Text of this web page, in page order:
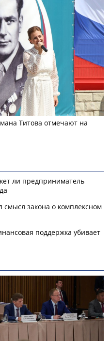
Титова отмечают на
ли предприниматель
смысл закона о комплексном
поддержка убивает